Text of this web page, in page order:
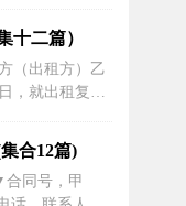
三千里。5、
往直前。6、
获成功硕果。
...
十二篇）
（出租方）乙
，就出租复印
，租期为____
___日止）甲
期满后...
合12篇)
同号，甲